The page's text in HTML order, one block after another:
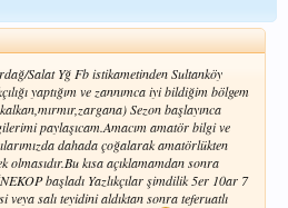
Salat Yğ Fb istikametinden Sultanköy
yaptığım ve zannımca iyi bildiğim bölgem
Sezon başlayınca
paylaşıcam.Amacım amatör bilgi ve
dahada çoğalarak amatörlükten
olmasıdır.Bu kısa açıklamamdan sonra
başladı Yazlıkçılar şimdilik 5er 10ar 7
salı teyidini aldıktan sonra teferuatlı